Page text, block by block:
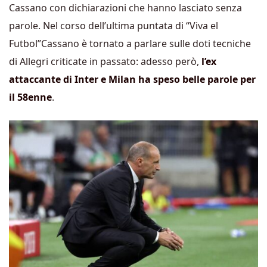
Cassano con dichiarazioni che hanno lasciato senza
parole. Nel corso dell’ultima puntata di “Viva el
Futbol”Cassano è tornato a parlare sulle doti tecniche
di Allegri criticate in passato: adesso però, l’ex
attaccante di Inter e Milan ha speso belle parole per
il 58enne.